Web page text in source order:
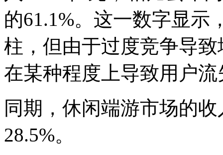
的61.1%。这一数字显示
柱，但由于过度竞争导
在某种程度上导致用户流
同期，休闲端游市场的
28.5%。